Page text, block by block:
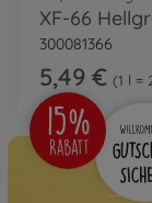
XF-66
300081366
5,49 € 1 l =